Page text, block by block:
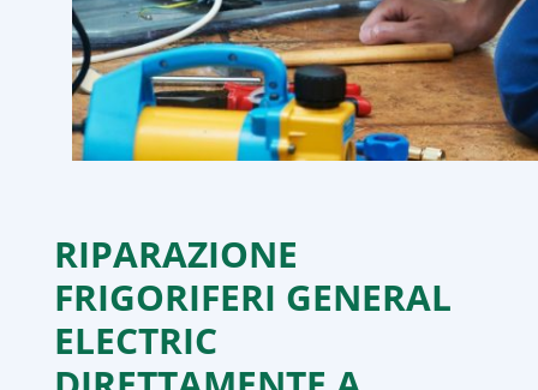
RIPARAZIONE
FRIGORIFERI GENERAL
ELECTRIC